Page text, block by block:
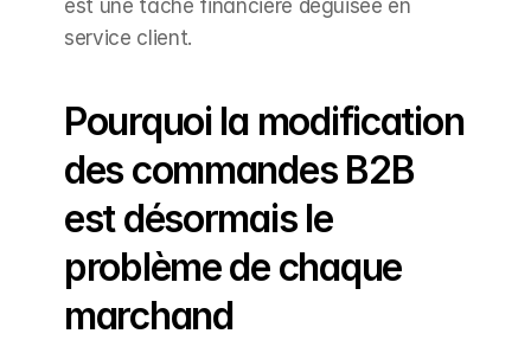
est une tâche financière déguisée en
service client.
Pourquoi la modification
des commandes B2B
est désormais le
problème de chaque
marchand